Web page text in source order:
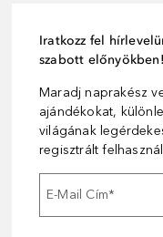
Iratkozz fel
szabott előnyökben!
Maradj naprakész
ajándékokat,
világának
regisztrált
E-Mail Cím*